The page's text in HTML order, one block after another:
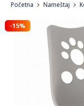
Početna Nameštaj
-15%